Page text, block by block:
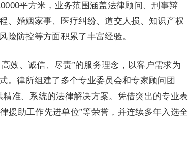
平方米，业务范围涵盖法律顾问、刑事辩
、婚姻家事、医疗纠纷、道交人损、知识产权
险防控等方面积累了丰富经验。
效、诚信、尽责”的服务理念，以客户需求为
。律所组建了多个专业委员会和专家顾问团
精准、系统的法律解决方案。凭借突出的专业表
援助工作先进单位”等荣誉，并连续多年入选全